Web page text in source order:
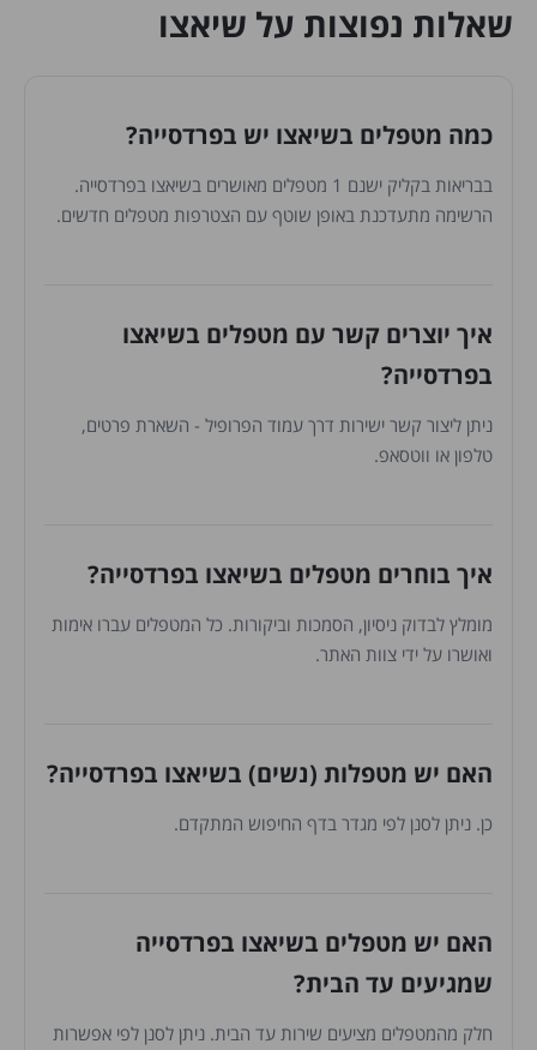
שאלות נפוצות על שיאצו
כמה מטפלים בשיאצו יש בפרדסייה?
בבריאות בקליק ישנם 1 מטפלים מאושרים בשיאצו בפרדסייה.
הרשימה מתעדכנת באופן שוטף עם הצטרפות מטפלים חדשים.
איך יוצרים קשר עם מטפלים בשיאצו
בפרדסייה?
ניתן ליצור קשר ישירות דרך עמוד הפרופיל - השארת פרטים,
טלפון או ווטסאפ.
איך בוחרים מטפלים בשיאצו בפרדסייה?
מומלץ לבדוק ניסיון, הסמכות וביקורות. כל המטפלים עברו אימות
ואושרו על ידי צוות האתר.
האם יש מטפלות (נשים) בשיאצו בפרדסייה?
כן. ניתן לסנן לפי מגדר בדף החיפוש המתקדם.
האם יש מטפלים בשיאצו בפרדסייה
שמגיעים עד הבית?
חלק מהמטפלים מציעים שירות עד הבית. ניתן לסנן לפי אפשרות